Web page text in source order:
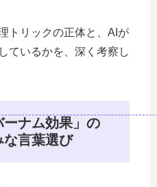
トリックの正体と、AIが
ているかを、深く考察し
ナム効果」の
な言葉選び